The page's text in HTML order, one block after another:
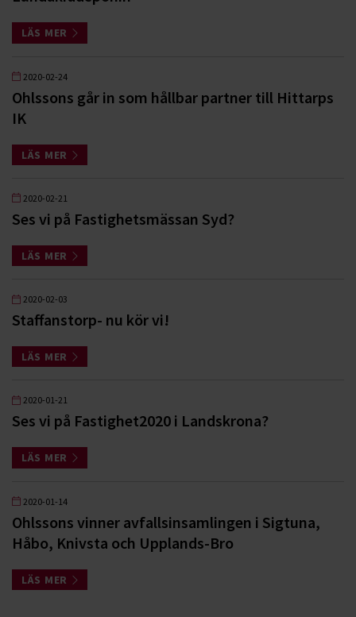
LÄS MER
2020-02-24
Ohlssons går in som hållbar partner till Hittarps
IK
LÄS MER
2020-02-21
Ses vi på Fastighetsmässan Syd?
LÄS MER
2020-02-03
Staffanstorp- nu kör vi!
LÄS MER
2020-01-21
Ses vi på Fastighet2020 i Landskrona?
LÄS MER
2020-01-14
Ohlssons vinner avfallsinsamlingen i Sigtuna,
Håbo, Knivsta och Upplands-Bro
LÄS MER